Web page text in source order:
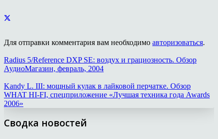
Для отправки комментария вам необходимо авторизоваться.
Radius 5/Reference DXP SE: воздух и грациозность. Обзор
АудиоМагазин, февраль, 2004
Kandy L. III: мощный кулак в лайковой перчатке. Обзор
WHAT HI-FI, спецприложение «Лучшая техника года Awards
2006»
Сводка новостей